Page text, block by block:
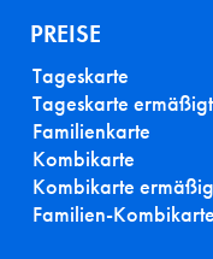
PREISE
Tageskarte
Tageskarte ermäßigt
Familienkarte
Kombikarte
Kombikarte
Familien-Kombikarte